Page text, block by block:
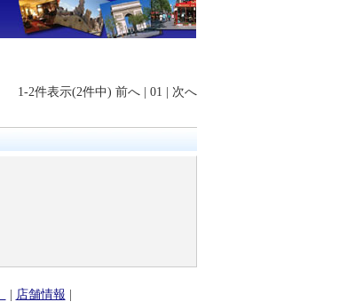
1-2件表示(2件中) 前へ | 01 | 次へ
| 店舗情報 |